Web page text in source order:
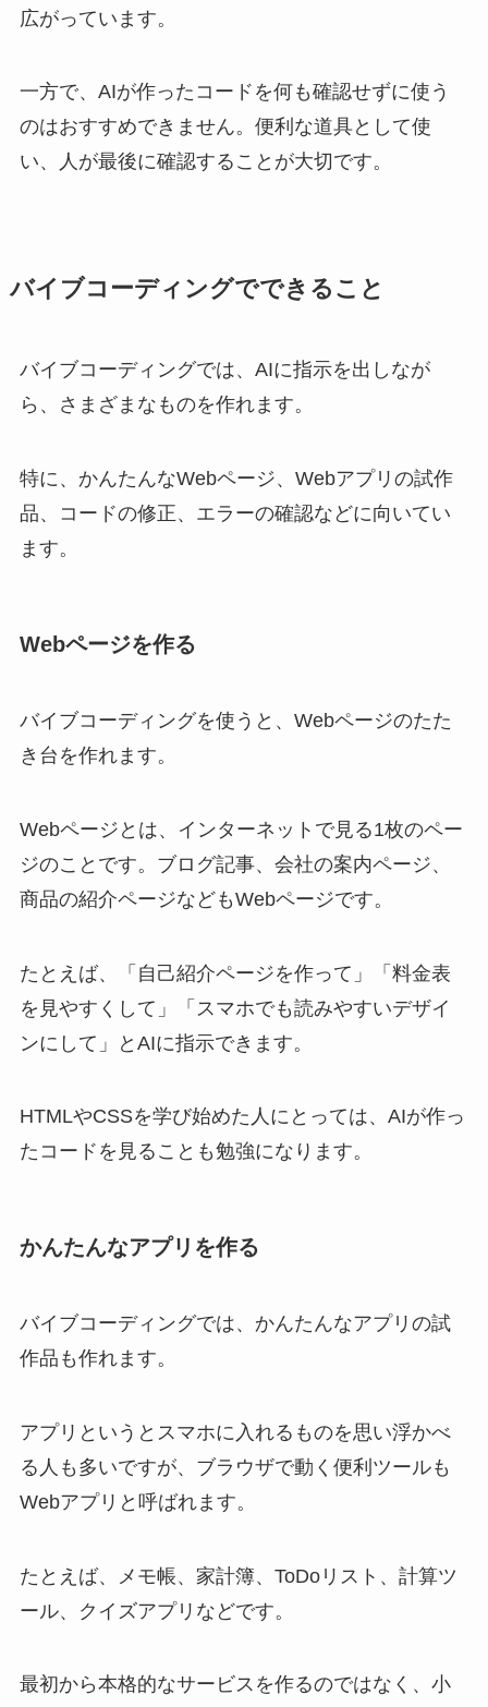
広がっています。
一方で、AIが作ったコードを何も確認せずに使う
のはおすすめできません。便利な道具として使
い、人が最後に確認することが大切です。
バイブコーディングでできること
バイブコーディングでは、AIに指示を出しなが
ら、さまざまなものを作れます。
特に、かんたんなWebページ、Webアプリの試作
品、コードの修正、エラーの確認などに向いてい
ます。
Webページを作る
バイブコーディングを使うと、Webページのたた
き台を作れます。
Webページとは、インターネットで見る1枚のペー
ジのことです。ブログ記事、会社の案内ページ、
商品の紹介ページなどもWebページです。
たとえば、「自己紹介ページを作って」「料金表
を見やすくして」「スマホでも読みやすいデザイ
ンにして」とAIに指示できます。
HTMLやCSSを学び始めた人にとっては、AIが作っ
たコードを見ることも勉強になります。
かんたんなアプリを作る
バイブコーディングでは、かんたんなアプリの試
作品も作れます。
アプリというとスマホに入れるものを思い浮かべ
る人も多いですが、ブラウザで動く便利ツールも
Webアプリと呼ばれます。
たとえば、メモ帳、家計簿、ToDoリスト、計算ツ
ール、クイズアプリなどです。
最初から本格的なサービスを作るのではなく、小